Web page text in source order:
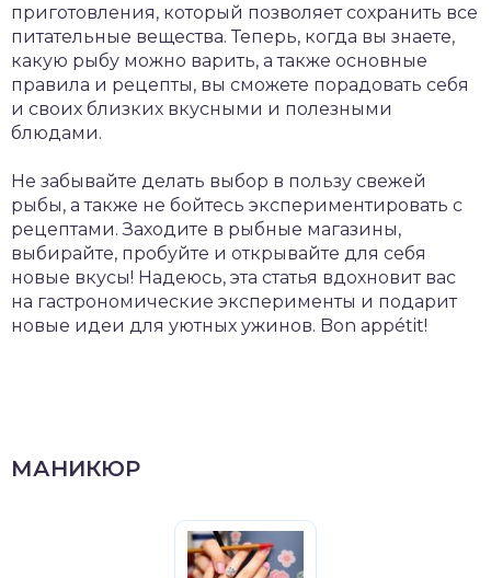
приготовления, который позволяет сохранить все
питательные вещества. Теперь, когда вы знаете,
какую рыбу можно варить, а также основные
правила и рецепты, вы сможете порадовать себя
и своих близких вкусными и полезными
блюдами.
Не забывайте делать выбор в пользу свежей
рыбы, а также не бойтесь экспериментировать с
рецептами. Заходите в рыбные магазины,
выбирайте, пробуйте и открывайте для себя
новые вкусы! Надеюсь, эта статья вдохновит вас
на гастрономические эксперименты и подарит
новые идеи для уютных ужинов. Bon appétit!
МАНИКЮР